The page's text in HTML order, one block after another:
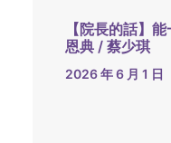
【院長的話】
恩典 / 蔡少琪
2026 年 6 月 1 日